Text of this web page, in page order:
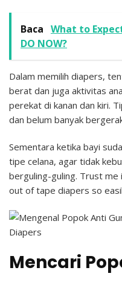
Baca What to
DO NOW?
Dalam memilih diapers,
berat dan juga aktivitas
perekat di kanan dan kiri.
dan belum banyak
Sementara ketika bayi
tipe celana, agar tidak
berguling-guling. Trust me
out of tape diapers so
Mencari